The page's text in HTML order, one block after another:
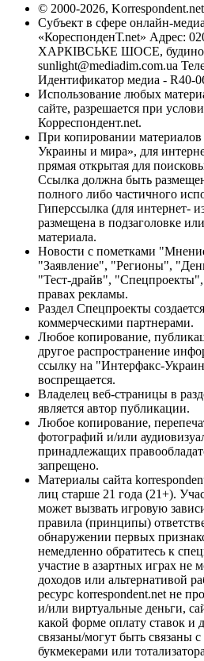
© 2000-2026, Korrespondent.net
Субъект в сфере онлайн-
«КореспонденТ.net» Адрес:
ХАРКІВСЬКЕ ШОСЕ, будинок
sunlight@mediadim.com.ua
Идентификатор медиа - R40-
Использование любых
сайте, разрешается при
Корреспондент.net.
При копировании
Украины и мира», для
прямая открытая для
Ссылка должна быть
полного либо частичного
Гиперссылка (для интернет-
размещена в подзаголовке
материала.
Новости с пометками
"Заявление", "Регионы",
"Тест-драйв",
правах рекламы.
Раздел Спецпроекты
коммерческими партнерами.
Любое копирование,
другое распространение
ссылку на "Интерфакс-
воспрещается.
Владелец веб-страницы в
является автор публикации.
Любое копирование,
фотографий и/или
принадлежащих
запрещено.
Материалы сайта
лиц старше 21 года (21+).
может вызвать игровую
правила (принципы)
обнаружении первых
немедленно обратитесь к
участие в азартных играх не
доходов или альтернативой
ресурс korrespondent.net не
и/или виртуальные деньги,
какой форме оплату ставок и
связаны/могут быть связаны
букмекерами или